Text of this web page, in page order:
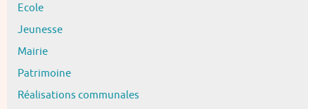
Ecole
Jeunesse
Mairie
Patrimoine
Réalisations communales